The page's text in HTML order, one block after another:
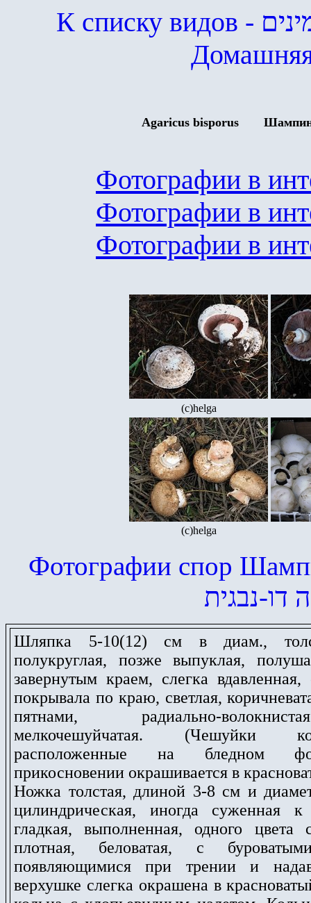
К списку видов
Agaricus bisporus
Фотографии в
Фотографии в
Фотографии в
(c)helga
(c)helga
Фотографии спор
דו-נבגית
Шляпка 5-10(12) см в диам.,
полукруглая, позже выпуклая,
завернутым краем, слегка вдавленная,
покрывала по краю, светлая,
пятнами, радиально-
мелкочешуйчатая. (Чешуйки
расположенные на бледном
прикосновении окрашивается в
Ножка толстая, длиной 3-8 см и
цилиндрическая, иногда суженная к
гладкая, выполненная, одного цвета
плотная, беловатая, с
появляющимися при трении и
верхушке слегка окрашена в